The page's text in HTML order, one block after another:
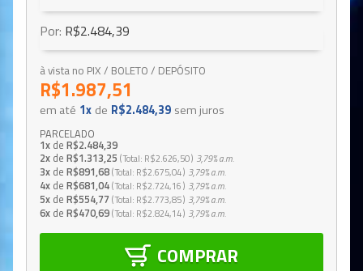
Por: R$2.484,39
à vista no PIX / BOLETO / DEPÓSITO
R$1.987,51
em até 1x de R$2.484,39 sem juros
PARCELADO
1x de R$2.484,39
2x de R$1.313,25 Total R$2.626,50 3,79%a.m.
3x de R$891,68 Total R$2.675,04 3,79%a.m.
4x de R$681,04 Total R$2.724,16 3,79%a.m.
5x de R$554,77 Total R$2.773,85 3,79%a.m.
6x de R$470,69 Total R$2.824,14 3,79%a.m.
COMPRAR